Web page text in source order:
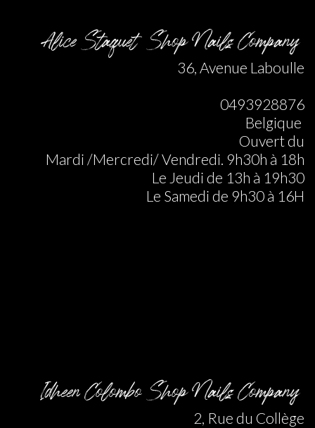
Alice Staquet Shop Nails Company
36, Avenue Laboulle
0493928876
Belgique
Ouvert du
Mardi /Mercredi/ Vendredi. 9h30h à 18h
Le Jeudi de 13h à 19h30
Le Samedi de 9h30 à 16H
Idheen Colombo Shop Nails Company
2, Rue du Collège